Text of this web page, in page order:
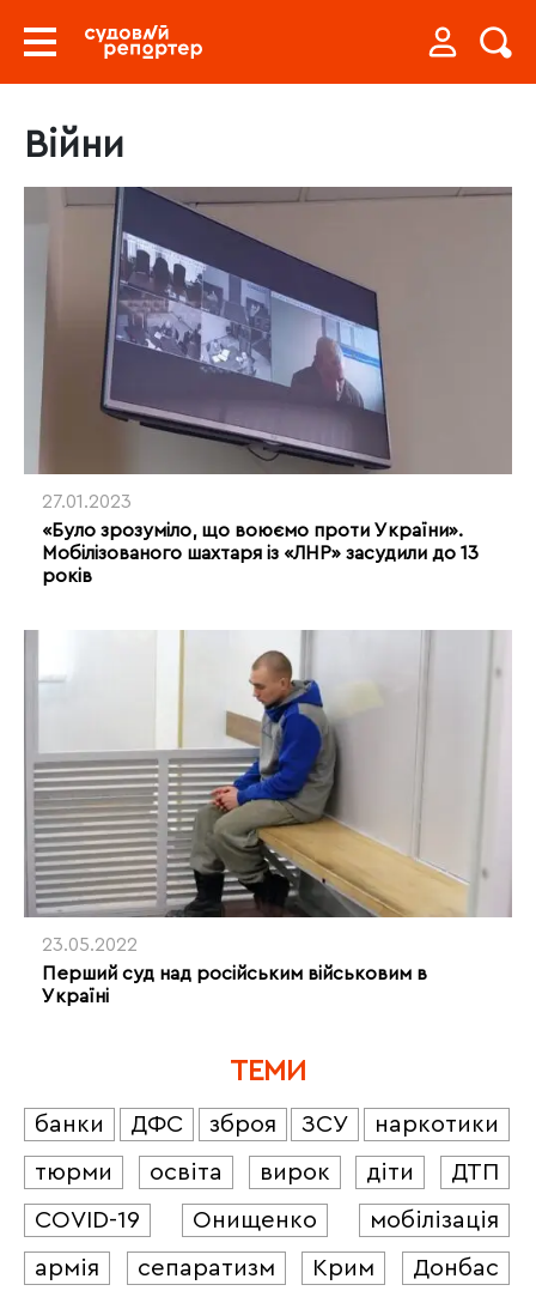
Війни
27.01.2023
«Було зрозуміло, що воюємо проти України».
Мобілізованого шахтаря із «ЛНР» засудили до 13
років
23.05.2022
Перший суд над російським військовим в
Україні
ТЕМИ
банки ДФС зброя ЗСУ
наркотики
тюрми
освіта вирок діти
ДТП
COVID-19
Онищенко
мобілізація
армія
сепаратизм Крим
Донбас